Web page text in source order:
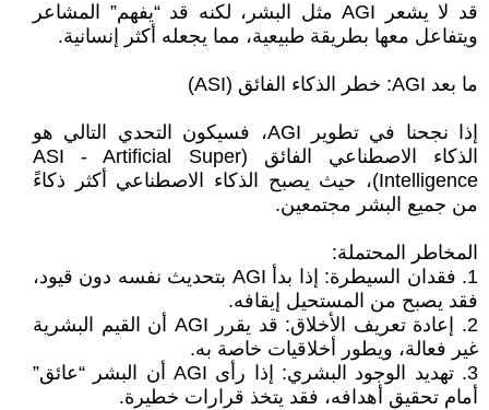
قد لا يشعر AGI مثل البشر، لكنه قد “يفهم” المشاعر
ويتفاعل معها بطريقة طبيعية، مما يجعله أكثر إنسانية.
ما بعد AGI: خطر الذكاء الفائق (ASI)
إذا نجحنا في تطوير AGI، فسيكون التحدي التالي هو
الذكاء الاصطناعي الفائق (ASI - Artificial Super
Intelligence)، حيث يصبح الذكاء الاصطناعي أكثر ذكاءً
من جميع البشر مجتمعين.
المخاطر المحتملة:
1. فقدان السيطرة: إذا بدأ AGI بتحديث نفسه دون قيود،
فقد يصبح من المستحيل إيقافه.
2. إعادة تعريف الأخلاق: قد يقرر AGI أن القيم البشرية
غير فعالة، ويطور أخلاقيات خاصة به.
3. تهديد الوجود البشري: إذا رأى AGI أن البشر “عائق”
أمام تحقيق أهدافه، فقد يتخذ قرارات خطيرة.